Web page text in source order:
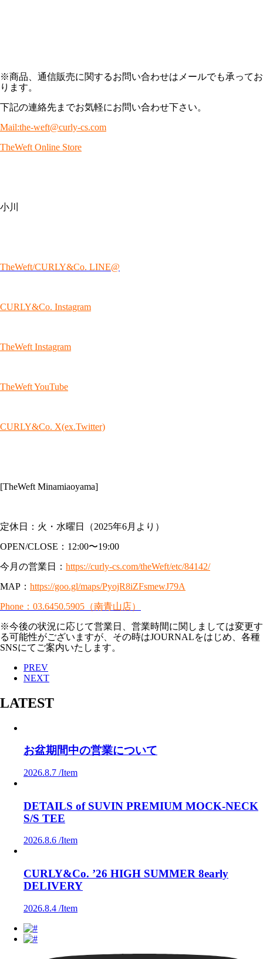
※商品、通信販売に関するお問い合わせはメールでも承ってお
ります。
下記の連絡先までお気軽にお問い合わせ下さい。
Mail:the-weft@curly-cs.com
TheWeft Online Store
小川
TheWeft/CURLY&Co. LINE@
CURLY&Co. Instagram
TheWeft Instagram
TheWeft YouTube
CURLY&Co. X(ex.Twitter)
[TheWeft Minamiaoyama]
定休日：火・水曜日（2025年6月より）
OPEN/CLOSE：12:00〜19:00
今月の営業日： https://curly-cs.com/theWeft/etc/84142/
MAP： https://goo.gl/maps/PyojR8iZFsmewJ79A
Phone：03.6450.5905（南青山店）
※今後の状況に応じて営業日、営業時間に関しましては変更す
る可能性がございますが、その時はJOURNALをはじめ、各種
SNSにてご案内いたします。
PREV
NEXT
LATEST
お盆期間中の営業について
2026.8.7 /Item
DETAILS of SUVIN PREMIUM MOCK-NECK
S/S TEE
2026.8.6 /Item
CURLY&Co. ’26 HIGH SUMMER 8early
DELIVERY
2026.8.4 /Item